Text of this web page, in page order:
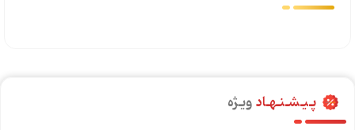
پـیـشـنـهـادویـژه